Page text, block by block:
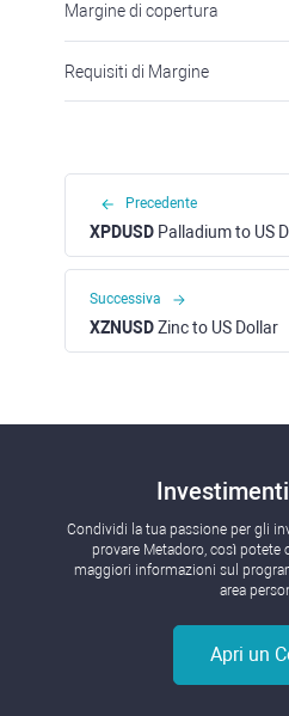
Margine di copertura
Requisiti di Margine
Precedente
XPDUSD Palladium to US
Successiva
XZNUSDZinc to US Dollar
Condividi la tua passione per gli
provare Metadoro, così potete
maggiori informazioni sul
area
Apri un